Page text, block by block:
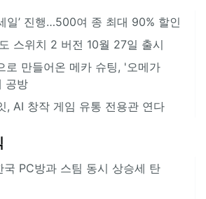
일’ 진행…500여 종 최대 90% 할인
스위치 2 버전 10월 27일 출시
로 만들어온 메카 슈팅, '오메가
공방
, AI 창작 게임 유통 전용관 연다
PC방과 스팀 동시 상승세 탄